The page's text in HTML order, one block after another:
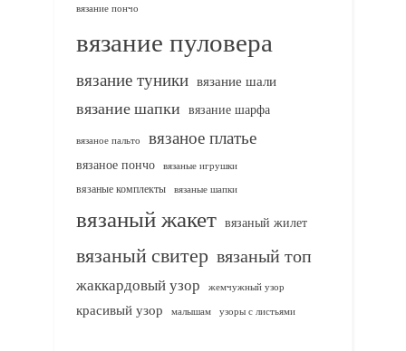
вязание пончо
вязание пуловера
вязание туники вязание шали
вязание шапки вязание шарфа
вязаное пальто вязаное платье
вязаное пончо вязаные игрушки
вязаные комплекты
вязаные шапки
вязаный жакет вязаный жилет
вязаный свитер вязаный топ
жаккардовый узор жемчужный узор
красивый узор малышам узоры с листьями